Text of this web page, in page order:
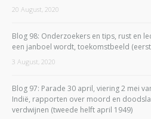
20 August, 2020
Blog 98: Onderzoekers en tips, rust en
een janboel wordt, toekomstbeeld
3 August, 2020
Blog 97: Parade 30 april, viering 2 mei
Indië, rapporten over moord en
verdwijnen (tweede helft april 1949)